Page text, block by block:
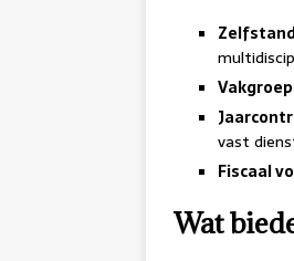
Vakgroep
vast
Fiscaal
Wat